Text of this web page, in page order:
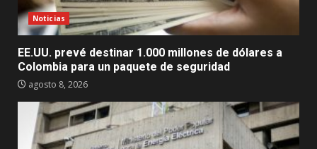
Noticias
EE.UU. prevé destinar 1.000 millones de dólares a
Colombia para un paquete de seguridad
agosto 8, 2026